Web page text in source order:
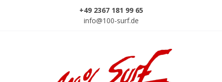
+49 2367 181 99 65
info@100-surf.de